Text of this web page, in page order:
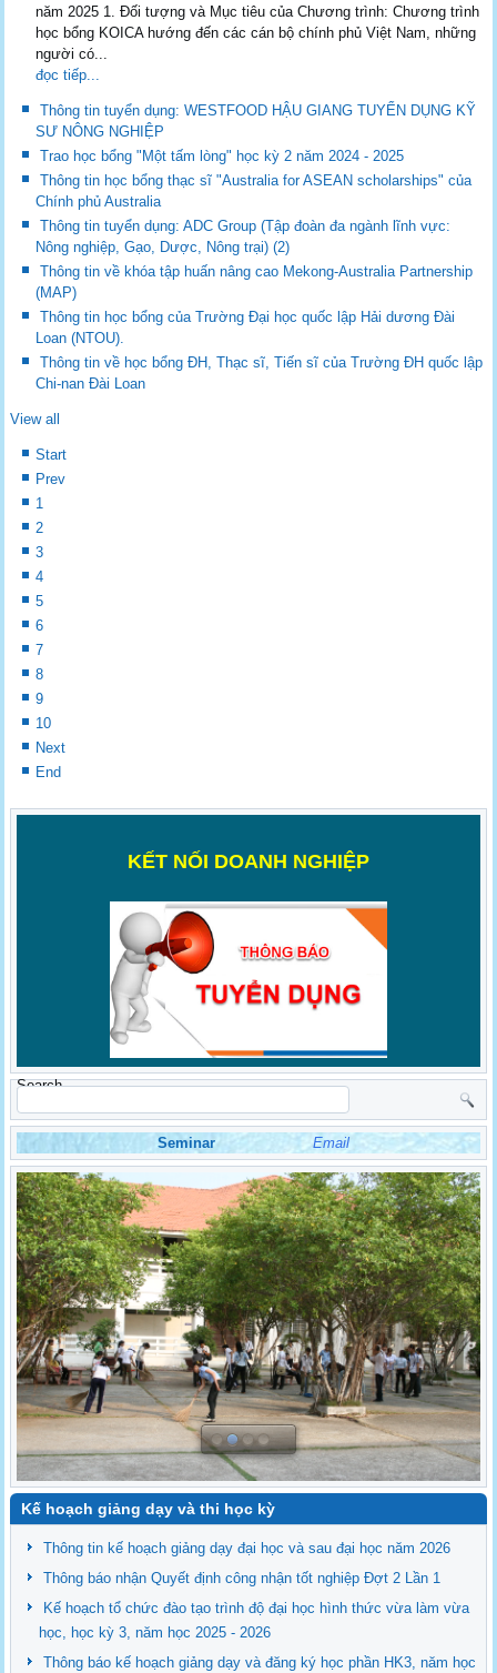
năm 2025 1. Đối tượng và Mục tiêu của Chương trình: Chương trình
học bổng KOICA hướng đến các cán bộ chính phủ Việt Nam, những
người có...
đọc tiếp...
Thông tin tuyển dụng: WESTFOOD HẬU GIANG TUYỂN DỤNG KỸ
SƯ NÔNG NGHIỆP
Trao học bổng "Một tấm lòng" học kỳ 2 năm 2024 - 2025
Thông tin học bổng thạc sĩ "Australia for ASEAN scholarships" của
Chính phủ Australia
Thông tin tuyển dụng: ADC Group (Tập đoàn đa ngành lĩnh vực:
Nông nghiệp, Gạo, Dược, Nông trại) (2)
Thông tin về khóa tập huấn nâng cao Mekong-Australia Partnership
(MAP)
Thông tin học bổng của Trường Đại học quốc lập Hải dương Đài
Loan (NTOU).
Thông tin về học bổng ĐH, Thạc sĩ, Tiến sĩ của Trường ĐH quốc lập
Chi-nan Đài Loan
View all
Start
Prev
1
2
3
4
5
6
7
8
9
10
Next
End
KẾT NỐI DOANH NGHIỆP
Search
Seminar Email
Kế hoạch giảng dạy và thi học kỳ
Thông tin kế hoạch giảng dạy đại học và sau đại học năm 2026
Thông báo nhận Quyết định công nhận tốt nghiệp Đợt 2 Lần 1
Kế hoạch tổ chức đào tạo trình độ đại học hình thức vừa làm vừa
học, học kỳ 3, năm học 2025 - 2026
Thông báo kế hoạch giảng dạy và đăng ký học phần HK3, năm học